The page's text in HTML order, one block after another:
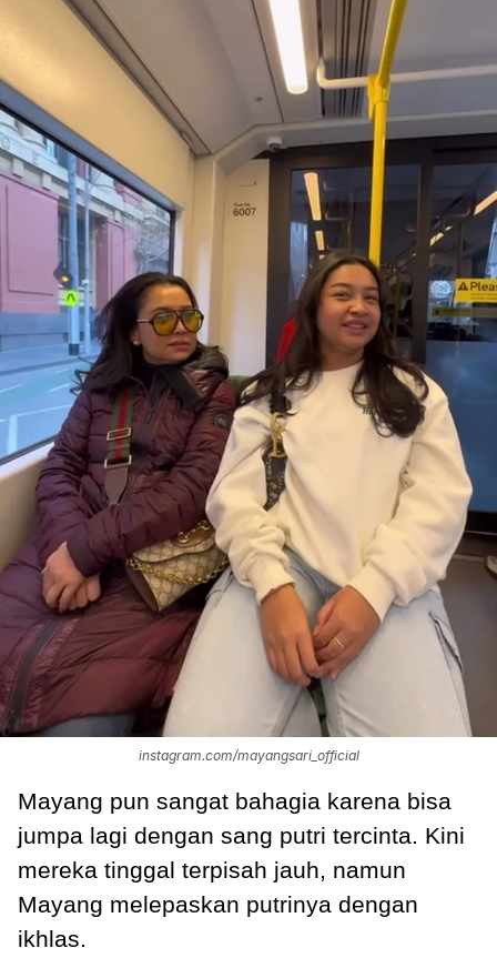
instagram.com/mayangsari_official
Mayang pun sangat bahagia karena bisa
jumpa lagi dengan sang putri tercinta. Kini
mereka tinggal terpisah jauh, namun
Mayang melepaskan putrinya dengan
ikhlas.